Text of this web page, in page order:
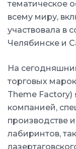
тематическое
всему миру,
участвовала в
Челябинске и
На
торговых марок
Theme Factory)
компанией,
производстве
лабиринтов,